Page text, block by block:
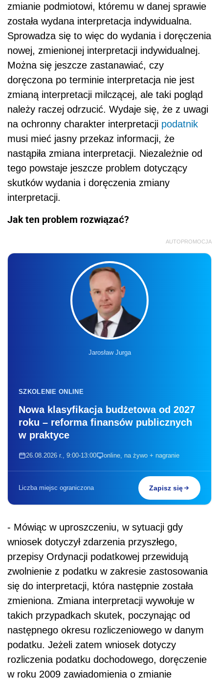
zmianie podmiotowi, któremu w danej sprawie
została wydana interpretacja indywidualna.
Sprowadza się to więc do wydania i doręczenia
nowej, zmienionej interpretacji indywidualnej.
Można się jeszcze zastanawiać, czy
doręczona po terminie interpretacja nie jest
zmianą interpretacji milczącej, ale taki pogląd
należy raczej odrzucić. Wydaje się, że z uwagi
na ochronny charakter interpretacji podatnik
musi mieć jasny przekaz informacji, że
nastąpiła zmiana interpretacji. Niezależnie od
tego powstaje jeszcze problem dotyczący
skutków wydania i doręczenia zmiany
interpretacji.
Jak ten problem rozwiązać?
AUTOPROMOCJA
Jarosław Jurga
SZKOLENIE ONLINE
Nowa klasyfikacja budżetowa od 2027
roku – reforma finansów publicznych
w praktyce
26.08.2026 r., 9:00-13:00 online, na żywo + nagranie
Liczba miejsc ograniczona Zapisz się
- Mówiąc w uproszczeniu, w sytuacji gdy
wniosek dotyczył zdarzenia przyszłego,
przepisy Ordynacji podatkowej przewidują
zwolnienie z podatku w zakresie zastosowania
się do interpretacji, która następnie została
zmieniona. Zmiana interpretacji wywołuje w
takich przypadkach skutek, poczynając od
następnego okresu rozliczeniowego w danym
podatku. Jeżeli zatem wniosek dotyczy
rozliczenia podatku dochodowego, doręczenie
w roku 2009 zawiadomienia o zmianie